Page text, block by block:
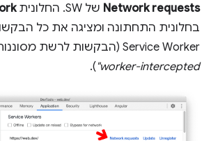
Network requests של SW. החלונית
בחלונית התחתונה ומציגה את כל
Service Worker (הבקשות לרשת מסוננות לפי
worker-intercepted"
).